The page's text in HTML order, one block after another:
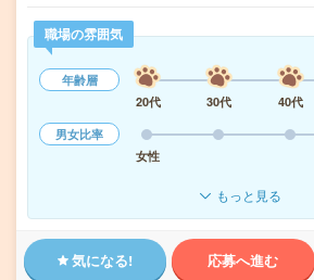
職場の雰囲気
年齢層
20代
30代 40代
男女比率
女性
もっと見る
気になる! 応募へ進む